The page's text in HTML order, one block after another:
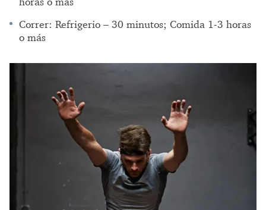
Correr: Refrigerio – 30 minutos; Comida 1-3 horas
o más